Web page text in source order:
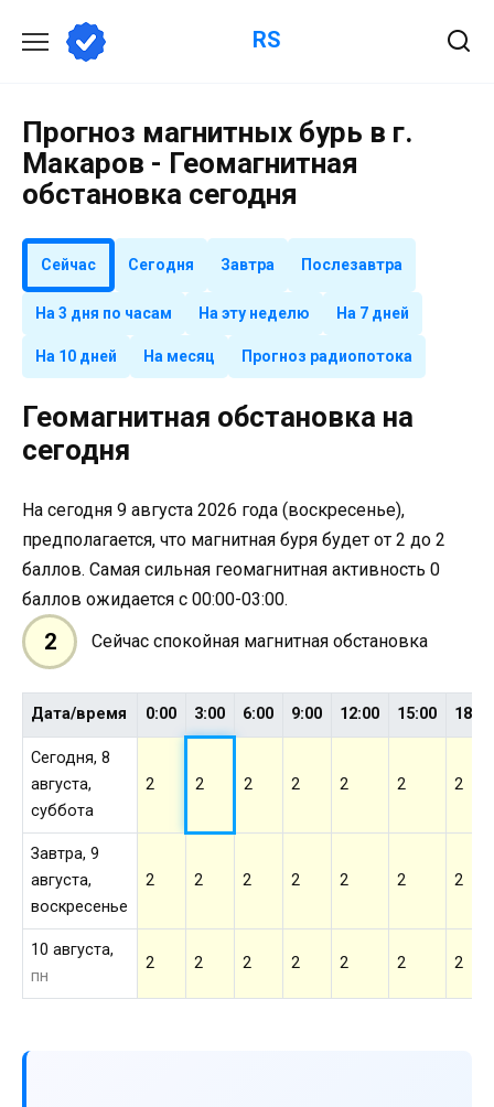
содержанию
RS
Прогноз магнитных бурь в г.
Макаров - Геомагнитная
обстановка сегодня
Сейчас Сегодня Завтра Послезавтра
На 3 дня по часам На эту неделю На 7 дней
На 10 дней На месяц Прогноз радиопотока
Геомагнитная обстановка на
сегодня
На сегодня 9 августа 2026 года (воскресенье),
предполагается, что магнитная буря будет от 2 до 2
баллов. Самая сильная геомагнитная активность 0
баллов ожидается с 00:00-03:00.
2 Сейчас спокойная магнитная обстановка
Дата/время 0:00 3:00 6:00 9:00 12:00 15:00 18:00
Сегодня, 8
августа,
суббота
2 2 2 2 2 2 2
Завтра, 9
августа,
воскресенье
2 2 2 2 2 2 2
10 августа,
пн
2 2 2 2 2 2 2